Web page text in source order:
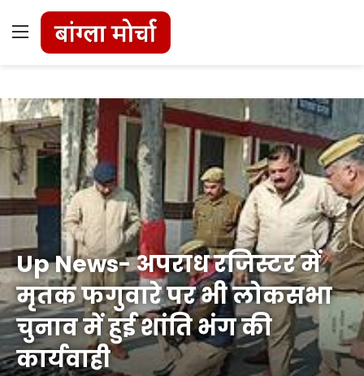
Menu
Up News- अपराध रजिस्टर में
मृतक फगुवारे पर भी लोकसभा
चुनाव में हुई शांति भंग की
कार्यवाही